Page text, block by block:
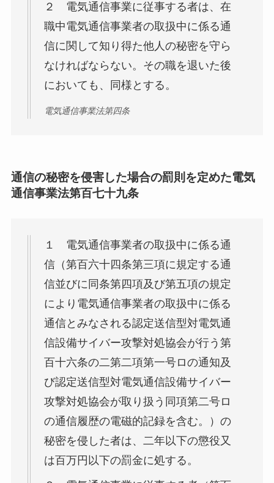
２ 電気通信事業に従事する者は、在
職中電気通信事業者の取扱中に係る通
信に関して知り得た他人の秘密を守ら
なければならない。その職を退いた後
においても、同様とする。
電気通信事業法第四条
通信の秘密を侵害した場合の罰則を定めた電気
通信事業法第百七十九条
１ 電気通信事業者の取扱中に係る通
信（第百六十四条第三項に規定する通
信並びに同条第四項及び第五項の規定
により電気通信事業者の取扱中に係る
通信とみなされる認定送信型対電気通
信設備サイバー攻撃対処協会が行う第
百十六条の二第二項第一号ロの通知及
び認定送信型対電気通信設備サイバー
攻撃対処協会が取り扱う同項第二号ロ
の通信履歴の電磁的記録を含む。）の
秘密を侵した者は、二年以下の懲役又
は百万円以下の罰金に処する。